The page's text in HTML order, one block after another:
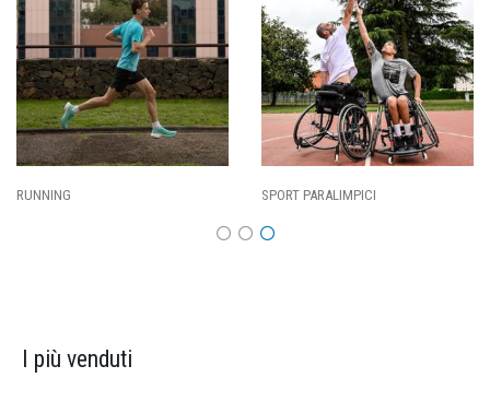
SPORT PARALIMPICI CALCIO
I più venduti